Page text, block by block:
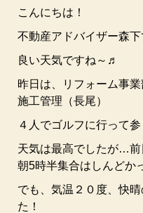
こんにちは！
不動産アドバイザー森下
良い天気ですね～♬
昨日は、リフォーム事
施工管理（長尾）
４人でゴルフに行って
天気は最高でしたが…
朝5時半集合はしんどか
でも、気温２０度、快
た！